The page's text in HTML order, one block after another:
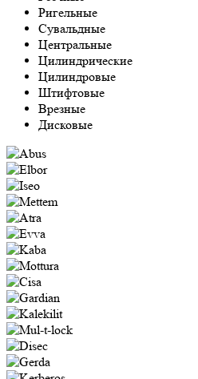
Ригельные
Сувальдные
Центральные
Цилиндрические
Цилиндровые
Штифтовые
Врезные
Дисковые